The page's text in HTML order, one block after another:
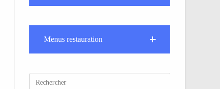
Menus restauration